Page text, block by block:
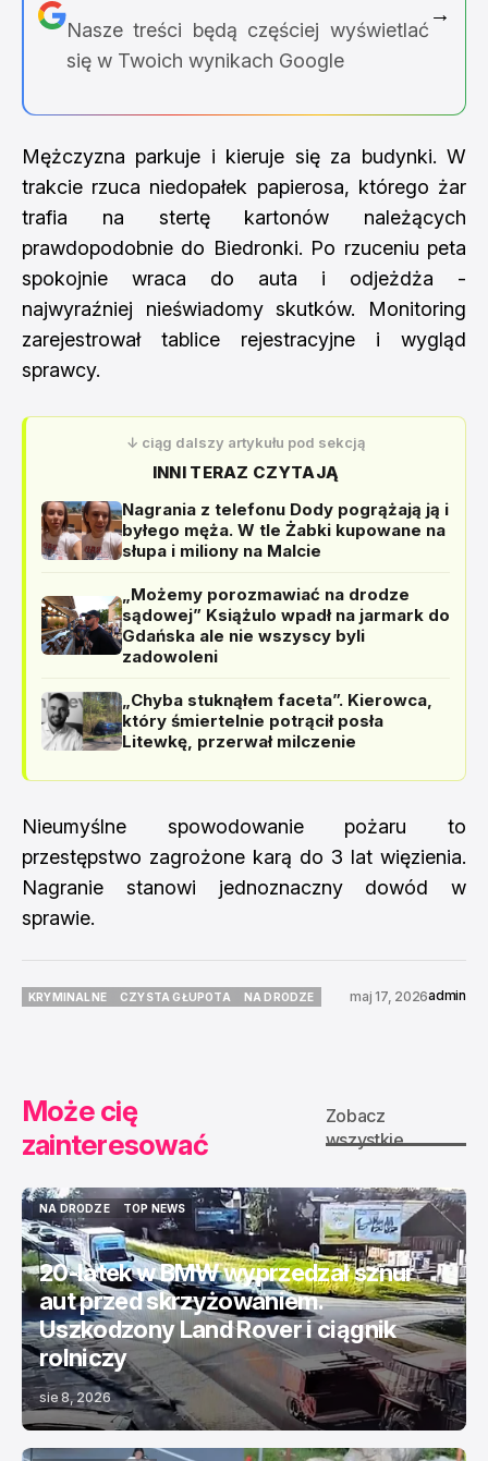
Nasze treści będą częściej wyświetlać
się w Twoich wynikach Google
→
Mężczyzna parkuje i kieruje się za budynki. W
trakcie rzuca niedopałek papierosa, którego żar
trafia na stertę kartonów należących
prawdopodobnie do Biedronki. Po rzuceniu peta
spokojnie wraca do auta i odjeżdża -
najwyraźniej nieświadomy skutków. Monitoring
zarejestrował tablice rejestracyjne i wygląd
sprawcy.
↓ ciąg dalszy artykułu pod sekcją
INNI TERAZ CZYTAJĄ
Nagrania z telefonu Dody pogrążają ją i
byłego męża. W tle Żabki kupowane na
słupa i miliony na Malcie
„Możemy porozmawiać na drodze
sądowej” Książulo wpadł na jarmark do
Gdańska ale nie wszyscy byli
zadowoleni
„Chyba stuknąłem faceta”. Kierowca,
który śmiertelnie potrącił posła
Litewkę, przerwał milczenie
Nieumyślne spowodowanie pożaru to
przestępstwo zagrożone karą do 3 lat więzienia.
Nagranie stanowi jednoznaczny dowód w
sprawie.
KRYMINALNE
CZYSTA GŁUPOTA
NA DRODZE
maj 17, 2026admin
Może cię
zainteresować
Zobacz
wszystkie
NA DRODZE
NA DRODZE
TOP NEWS
TOP NEWS
20-latek w BMW wyprzedzał sznur
aut przed skrzyżowaniem.
Uszkodzony Land Rover i ciągnik
rolniczy
sie 8, 2026